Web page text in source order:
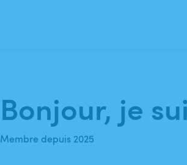
Bonjour, je
Membre depuis 2025